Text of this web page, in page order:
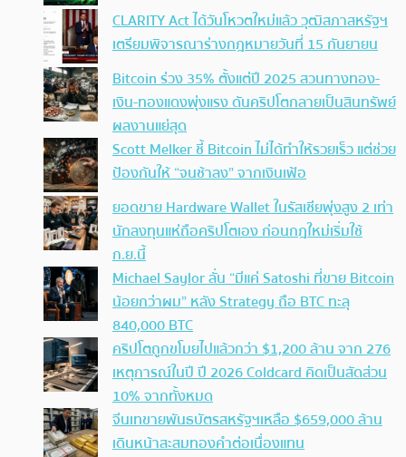
CLARITY Act ได้วันโหวตใหม่แล้ว วุฒิสภาสหรัฐฯ
เตรียมพิจารณาร่างกฎหมายวันที่ 15 กันยายน
Bitcoin ร่วง 35% ตั้งแต่ปี 2025 สวนทางทอง-
เงิน-ทองแดงพุ่งแรง ดันคริปโตกลายเป็นสินทรัพย์
ผลงานแย่สุด
Scott Melker ชี้ Bitcoin ไม่ได้ทำให้รวยเร็ว แต่ช่วย
ป้องกันให้ “จนช้าลง” จากเงินเฟ้อ
ยอดขาย Hardware Wallet ในรัสเซียพุ่งสูง 2 เท่า
นักลงทุนแห่ถือคริปโตเอง ก่อนกฎใหม่เริ่มใช้
ก.ย.นี้
Michael Saylor ลั่น “มีแค่ Satoshi ที่ขาย Bitcoin
น้อยกว่าผม” หลัง Strategy ถือ BTC ทะลุ
840,000 BTC
คริปโตถูกขโมยไปแล้วกว่า $1,200 ล้าน จาก 276
เหตุการณ์ในปี ปี 2026 Coldcard คิดเป็นสัดส่วน
10% จากทั้งหมด
จีนเทขายพันธบัตรสหรัฐฯเหลือ $659,000 ล้าน
เดินหน้าสะสมทองคำต่อเนื่องแทน